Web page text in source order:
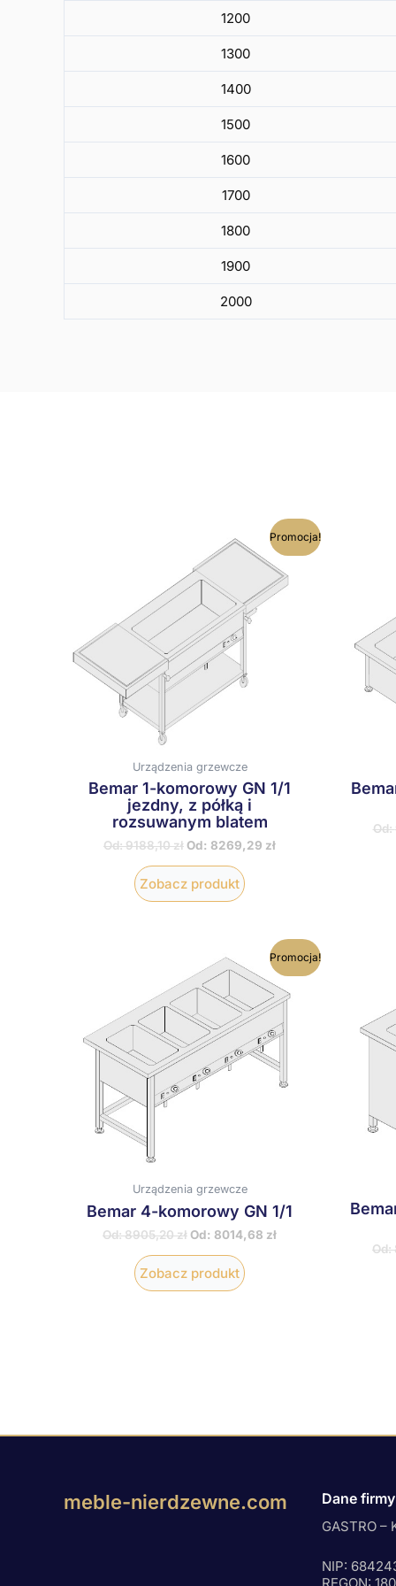
1200
1300
1400
1500
1600
1700
1800
1900
2000
Promocja!
Urządzenia grzewcze
Bemar 1-komorowy GN 1/1
jezdny, z półką i
rozsuwanym blatem
Od:9188,10zł Od: 8269,29 zł
Zobacz produkt
produkt
ma
wiele
wariantów.
Opcje
stronie
Od:
Promocja!
Urządzenia grzewcze
Bemar 4-komorowy GN 1/1
Od:8905,20zł Od: 8014,68 zł
Zobacz produkt
produkt
ma
wiele
wariantów.
Opcje
można
wybrać
Od:
meble-nierdzewne.com Dane firmy
GASTRO –
NIP: